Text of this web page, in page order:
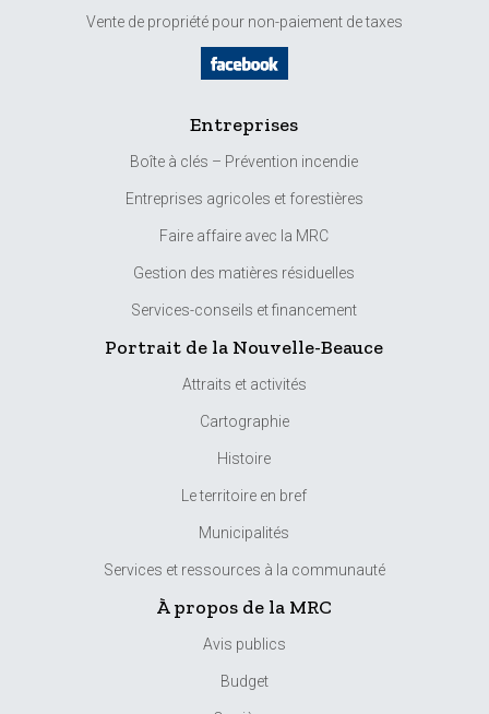
Vente de propriété pour non-paiement de taxes
Entreprises
Boîte à clés – Prévention incendie
Entreprises agricoles et forestières
Faire affaire avec la MRC
Gestion des matières résiduelles
Services-conseils et financement
Portrait de la Nouvelle-Beauce
Attraits et activités
Cartographie
Histoire
Le territoire en bref
Municipalités
Services et ressources à la communauté
À propos de la MRC
Avis publics
Budget